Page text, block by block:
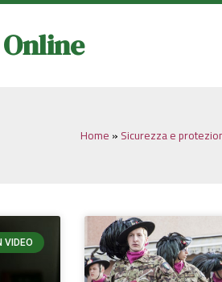
Online
Home » Sicurezza e
VIDEO